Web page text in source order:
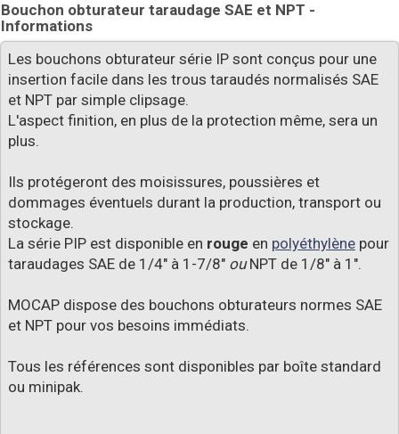
Bouchon obturateur taraudage SAE et NPT -
Informations
Les bouchons obturateur série IP sont conçus pour une
insertion facile dans les trous taraudés normalisés SAE
et NPT par simple clipsage.
L'aspect finition, en plus de la protection même, sera un
plus.
Ils protégeront des moisissures, poussières et
dommages éventuels durant la production, transport ou
stockage.
La série PIP est disponible en rouge en polyéthylène pour
taraudages SAE de 1/4" à 1-7/8" ouNPT de 1/8" à 1".
MOCAP dispose des bouchons obturateurs normes SAE
et NPT pour vos besoins immédiats.
Tous les références sont disponibles par boîte standard
ou minipak.